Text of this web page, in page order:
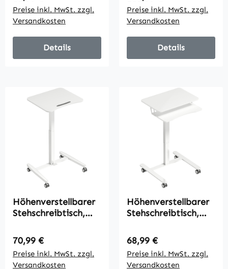
offenes Regal, Natur
Preise inkl. MwSt. zzgl.
Versandkosten
Details
mit 4 Memory-
Steuerung, 4 tlg.
Tischplatte, Steh-
Sitz Tisch mit Anti-
Kollision,
Überhitzungsschutz
Preise inkl. MwSt. zzgl.
Versandkosten
Details
Höhenverstellbarer
Stehschreibtisch,
Schreibtisch mit
neigbarer
Tischplatte,
Regulärer Preis:
70,99 €
Preise inkl. MwSt. zzgl.
Versandkosten
Höhenverstellbarer
Stehschreibtisch,
Schreibtisch mit
Tastaturablage,
Rollen und
Regulärer Preis:
68,99 €
Preise inkl. MwSt. zzgl.
Versandkosten